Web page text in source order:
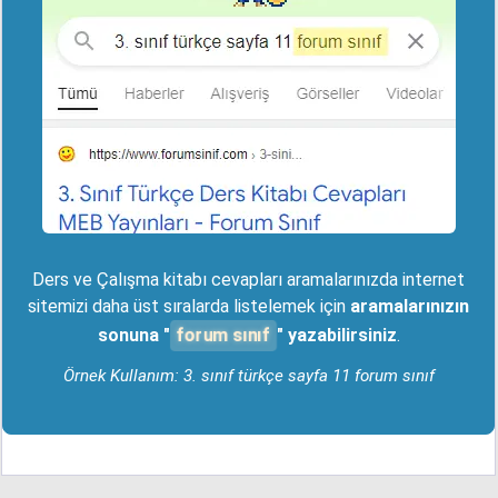
Ders ve Çalışma kitabı cevapları aramalarınızda internet
sitemizi daha üst sıralarda listelemek için aramalarınızın
sonuna " forum sınıf " yazabilirsiniz.
Örnek Kullanım: 3. sınıf türkçe sayfa 11 forum sınıf